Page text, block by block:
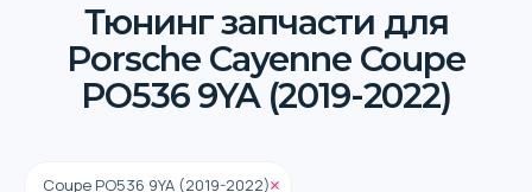
Тюнинг запчасти для
Porsche Cayenne Coupe
PO536 9YA (2019-2022)
Coupe PO536 9YA (2019-2022)